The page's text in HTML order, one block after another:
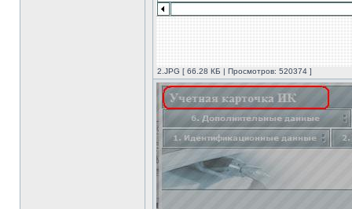
2.JPG [ 66.28 КБ | Просмотров: 520374 ]